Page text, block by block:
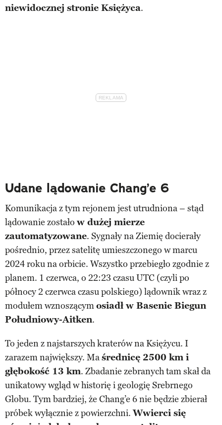
niewidocznej stronie Księżyca.
Udane lądowanie Chang’e 6
Komunikacja z tym rejonem jest utrudniona – stąd
lądowanie zostało w dużej mierze
zautomatyzowane. Sygnały na Ziemię docierały
pośrednio, przez satelitę umieszczonego w marcu
2024 roku na orbicie. Wszystko przebiegło zgodnie z
planem. 1 czerwca, o 22:23 czasu UTC (czyli po
północy 2 czerwca czasu polskiego) lądownik wraz z
modułem wznoszącymosiadł w Basenie Biegun
Południowy-Aitken.
To jeden z najstarszych kraterów na Księżycu. I
zarazem największy. Maśrednicę 2500 km i
głębokość 13 km. Zbadanie zebranych tam skał da
unikatowy wgląd w historię i geologię Srebrnego
Globu. Tym bardziej, że Chang’e 6 nie będzie zbierał
próbek wyłącznie z powierzchni.Wwierci się